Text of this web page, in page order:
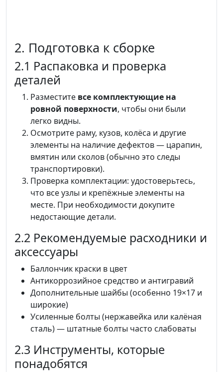
2. Подготовка к сборке
2.1 Распаковка и проверка
деталей
Разместите все комплектующие на
ровной поверхности, чтобы они были
легко видны.
Осмотрите раму, кузов, колёса и другие
элементы на наличие дефектов — царапин,
вмятин или сколов (обычно это следы
транспортировки).
Проверка комплектации: удостоверьтесь,
что все узлы и крепёжные элементы на
месте. При необходимости докупите
недостающие детали.
2.2 Рекомендуемые расходники и
аксессуары
Баллончик краски в цвет
Антикоррозийное средство и антигравий
Дополнительные шайбы (особенно 19×17 и
широкие)
Усиленные болты (нержавейка или калёная
сталь) — штатные болты часто слабоваты
2.3 Инструменты, которые
понадобятся